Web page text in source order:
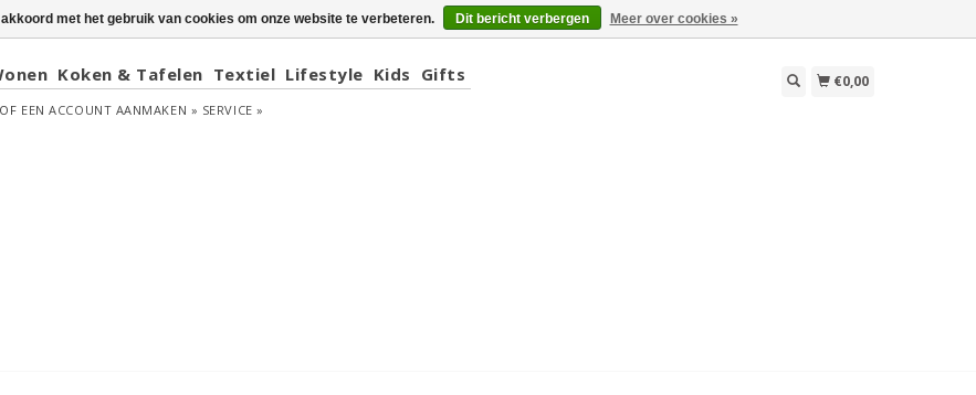
Koken & Tafelen Textiel Lifestyle Kids Gifts
OF EEN ACCOUNT AANMAKEN » SERVICE »
€0,00
met het gebruik van cookies om onze website te verbeteren. Dit bericht verbergen Meer over cookies »